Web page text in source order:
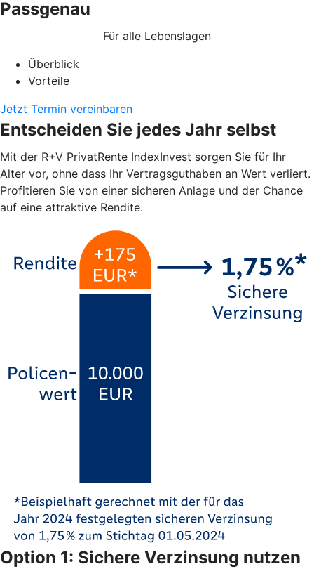
Passgenau
Für alle Lebenslagen
Überblick
Vorteile
Jetzt Termin vereinbaren
Entscheiden Sie jedes Jahr selbst
Mit der R+V PrivatRente IndexInvest sorgen Sie für Ihr
Alter vor, ohne dass Ihr Vertragsguthaben an Wert verliert.
Profitieren Sie von einer sicheren Anlage und der Chance
auf eine attraktive Rendite.
Option 1: Sichere Verzinsung nutzen